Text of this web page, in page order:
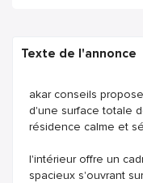
Texte de l'annonce
akar conseils
d'une surface totale
résidence calme et
l'intérieur offre un
spacieux s'ouvrant